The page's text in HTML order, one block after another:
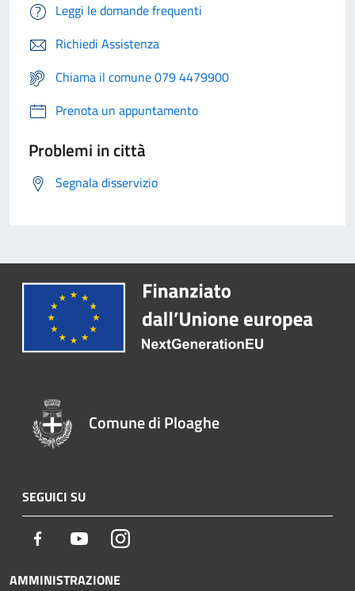
Leggi le domande frequenti
Richiedi Assistenza
Chiama il comune 079 4479900
Prenota un appuntamento
Problemi in città
Segnala disservizio
Comune di Ploaghe
SEGUICI SU
Facebook YoutubeInstagram
AMMINISTRAZIONE